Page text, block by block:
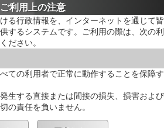
ご利用上の注意
る行政情報を、インターネットを通じて皆
するシステムです。ご利用の際は、次の利
ださい。
ての利用者で正常に動作することを保障す
生する直接または間接の損失、損害および
の責任を負いません。